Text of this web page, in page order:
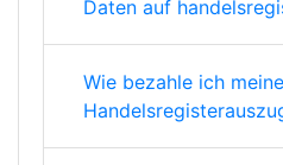
Daten auf
Wie bezahle ich